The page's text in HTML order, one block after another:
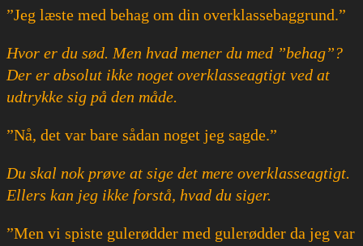
”Jeg læste med behag om din overklassebaggrund.”
Hvor er du sød. Men hvad mener du med ”behag”?
Der er absolut ikke noget overklasseagtigt ved at
udtrykke sig på den måde.
”Nå, det var bare sådan noget jeg sagde.”
Du skal nok prøve at sige det mere overklasseagtigt.
Ellers kan jeg ikke forstå, hvad du siger.
”Men vi spiste gulerødder med gulerødder da jeg var